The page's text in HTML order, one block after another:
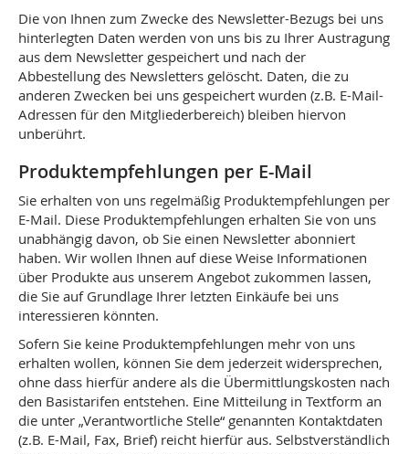
Die von Ihnen zum Zwecke des Newsletter-Bezugs bei uns
hinterlegten Daten werden von uns bis zu Ihrer Austragung
aus dem Newsletter gespeichert und nach der
Abbestellung des Newsletters gelöscht. Daten, die zu
anderen Zwecken bei uns gespeichert wurden (z.B. E-Mail-
Adressen für den Mitgliederbereich) bleiben hiervon
unberührt.
Produktempfehlungen per E-Mail
Sie erhalten von uns regelmäßig Produktempfehlungen per
E-Mail. Diese Produktempfehlungen erhalten Sie von uns
unabhängig davon, ob Sie einen Newsletter abonniert
haben. Wir wollen Ihnen auf diese Weise Informationen
über Produkte aus unserem Angebot zukommen lassen,
die Sie auf Grundlage Ihrer letzten Einkäufe bei uns
interessieren könnten.
Sofern Sie keine Produktempfehlungen mehr von uns
erhalten wollen, können Sie dem jederzeit widersprechen,
ohne dass hierfür andere als die Übermittlungskosten nach
den Basistarifen entstehen. Eine Mitteilung in Textform an
die unter „Verantwortliche Stelle“ genannten Kontaktdaten
(z.B. E-Mail, Fax, Brief) reicht hierfür aus. Selbstverständlich